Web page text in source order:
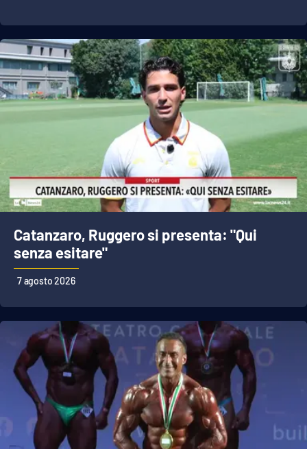
Sanità
Società
RUBRICHE
Good Morning Vietnam
Parchi Marini Calabria
Leggendo Alvaro insieme
Imprese Di Calabria
Le perfidie di Antonella Grippo
Venti di comunicazione
STREAMING
Catanzaro, Ruggero si presenta: "Qui
senza esitare"
7 agosto 2026